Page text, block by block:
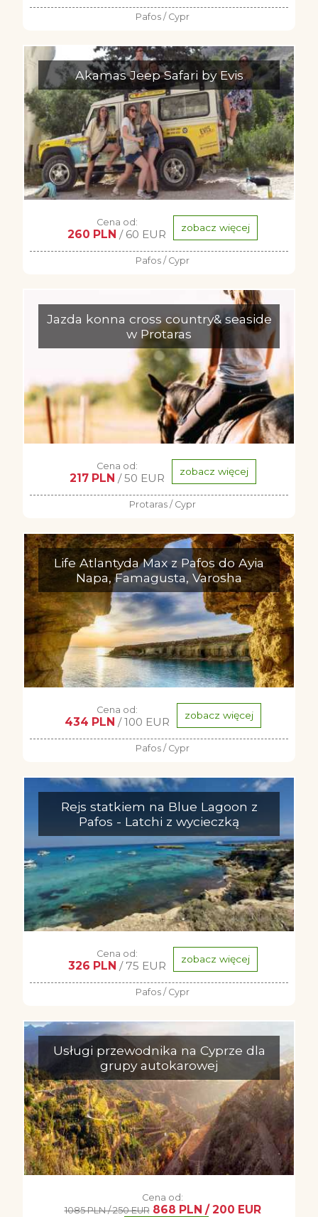
Pafos / Cypr
Akamas Jeep Safari by Evis
Cena od:
260 PLN / 60 EUR zobacz więcej
Pafos / Cypr
Jazda konna cross country& seaside
w Protaras
Cena od:
217 PLN / 50 EUR zobacz więcej
Protaras / Cypr
Life Atlantyda Max z Pafos do Ayia
Napa, Famagusta, Varosha
Cena od:
434 PLN / 100 EUR zobacz więcej
Pafos / Cypr
Rejs statkiem na Blue Lagoon z
Pafos - Latchi z wycieczką
Cena od:
326 PLN / 75 EUR zobacz więcej
Pafos / Cypr
Usługi przewodnika na Cyprze dla
grupy autokarowej
Cena od:
1085 PLN / 250 EUR 868 PLN / 200 EUR